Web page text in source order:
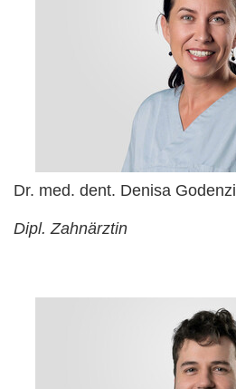
Dr. med. dent. Denisa Godenzi
Dipl. Zahnärztin